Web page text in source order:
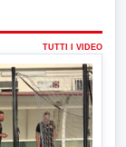
TUTTI I VIDEO